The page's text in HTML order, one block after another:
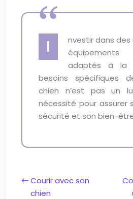
I
nvestir dans
adaptés à la
besoins spécifiques
chien n’est pas un
nécessité pour assurer
sécurité et son bien-
Courir avec son
chien